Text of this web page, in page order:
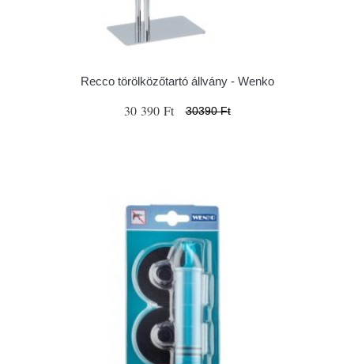
Recco törölközőtartó állvány - Wenko
30 390 Ft 30390 Ft